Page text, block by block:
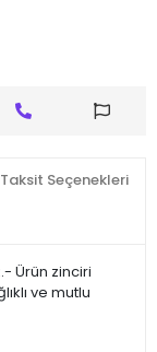
Taksit Seçenekleri
Ürün zinciri
ve mutlu